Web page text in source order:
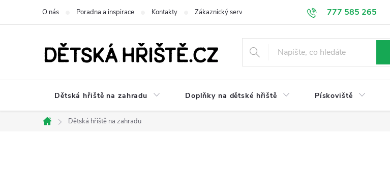
777 585 265
O nás Poradna a inspirace Kontakty Zákaznický servis Doprava a platba Obchodní podmínky
Dětská hřiště na zahradu Doplňky na dětské hřiště Pískoviště
Domů
Dětská hřiště na zahradu